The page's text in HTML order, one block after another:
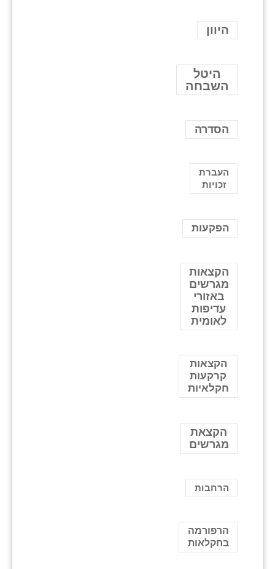
היוון
היטל
השבחה
הסדרה
העברת
זכויות
הפקעות
הקצאות
מגרשים
באזורי
עדיפות
לאומית
הקצאות
קרקעות
חקלאיות
הקצאת
מגרשים
הרחבות
הרפורמה
בחקלאות